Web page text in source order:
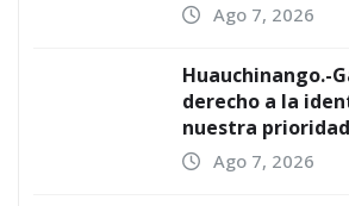
Ago 7, 2026
Huauchinango.-
derecho a la
nuestra prioridad
Ago 7, 2026